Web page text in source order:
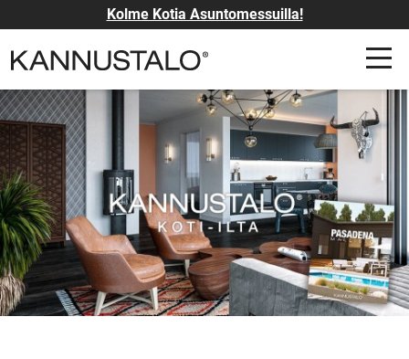
Kolme Kotia Asuntomessuilla!